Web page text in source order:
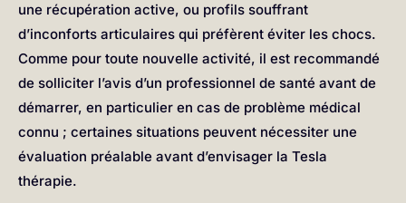
une récupération active, ou profils souffrant
d’inconforts articulaires qui préfèrent éviter les chocs.
Comme pour toute nouvelle activité, il est recommandé
de solliciter l’avis d’un professionnel de santé avant de
démarrer, en particulier en cas de problème médical
connu ; certaines situations peuvent nécessiter une
évaluation préalable avant d’envisager la Tesla
thérapie.